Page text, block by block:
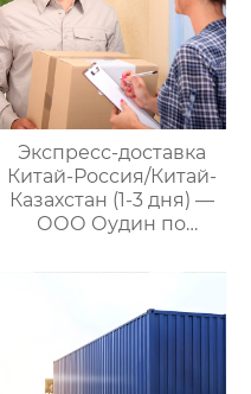
Экспресс-доставка
Китай-Россия/Китай-
Казахстан (1-3 дня) —
ООО Оудин по
международными